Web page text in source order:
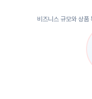
비즈니스 규모와 상품